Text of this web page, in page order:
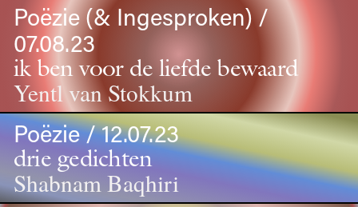
Poëzie (& Ingesproken) /
07.08.23
ik ben voor de liefde bewaard
Yentl van Stokkum
Poëzie / 12.07.23
drie gedichten
Shabnam Baqhiri